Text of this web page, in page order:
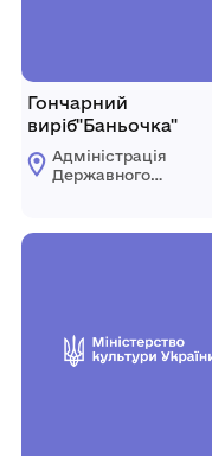
Гончарний
виріб"Баньочка"
Адміністрація
Державного
заповідника "Буша"